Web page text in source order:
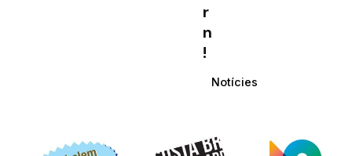
r
n
!
Notícies